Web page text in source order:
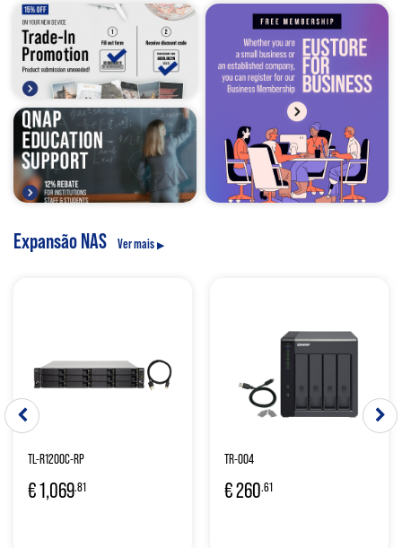
Expansão NAS Ver mais
TL-R1200C-RP
€1,069.81
TR-004
€260.61